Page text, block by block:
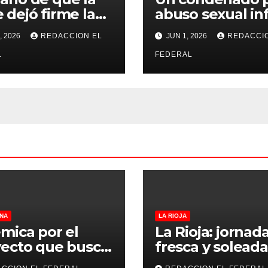
dejó firme la
la Justicia
pudo
ni un
CFK
2026 REDACCION EL
abuso sexual
se recibió de
psicopedagogo
dentro del
Penitenciario
JUN 1, 2026
FEDERAL
por el
que busca
criaderos y
LA RIOJA
La Rioja:
fresca y soleada
este jueves, con